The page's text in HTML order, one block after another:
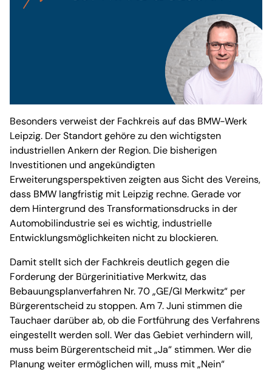
Besonders verweist der Fachkreis auf das BMW-Werk
Leipzig. Der Standort gehöre zu den wichtigsten
industriellen Ankern der Region. Die bisherigen
Investitionen und angekündigten
Erweiterungsperspektiven zeigten aus Sicht des Vereins,
dass BMW langfristig mit Leipzig rechne. Gerade vor
dem Hintergrund des Transformationsdrucks in der
Automobilindustrie sei es wichtig, industrielle
Entwicklungsmöglichkeiten nicht zu blockieren.
Damit stellt sich der Fachkreis deutlich gegen die
Forderung der Bürgerinitiative Merkwitz, das
Bebauungsplanverfahren Nr. 70 „GE/GI Merkwitz“ per
Bürgerentscheid zu stoppen. Am 7. Juni stimmen die
Tauchaer darüber ab, ob die Fortführung des Verfahrens
eingestellt werden soll. Wer das Gebiet verhindern will,
muss beim Bürgerentscheid mit „Ja“ stimmen. Wer die
Planung weiter ermöglichen will, muss mit „Nein“